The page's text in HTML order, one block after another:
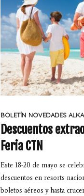
BOLETÍN NOVEDADES
Descuentos
Feria CTN
Este 18-20 de mayo se
descuentos en resorts
boletos aéreos y hasta